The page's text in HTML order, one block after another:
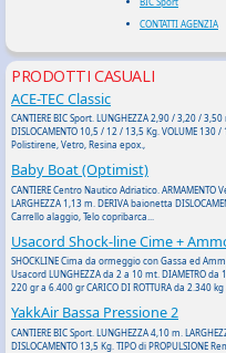
CONTATTI AGENZIA
PRODOTTI CASUALI
ACE-TEC Classic
CANTIERE BIC Sport. LUNGHEZZA 2,90 / 3,20 /
DISLOCAMENTO 10,5 / 12 / 13,5 Kg. VOLUME 130
Polistirene, Vetro, Resina epox.,
Baby Boat (Optimist)
CANTIERE Centro Nautico Adriatico. ARMAMENTO
LARGHEZZA 1,13 m. DERIVA baionetta
Carrello alaggio, Telo copribarca...
Usacord Shock-line Cime +
SHOCKLINE Cima da ormeggio con Gassa ed
Usacord LUNGHEZZA da 2 a 10 mt. DIAMETRO
220 gr a 6.400 gr CARICO DI ROTTURA da 2.340 kg
YakkAir Bassa Pressione 2
CANTIERE BIC Sport. LUNGHEZZA 4,10 m.
DISLOCAMENTO 13,5 Kg. TIPO di PROPULSIONE